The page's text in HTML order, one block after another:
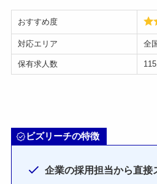
おすすめ度
対応エリア 全
保有求人数
ビズリーチの特徴
企業の採用担当から直接